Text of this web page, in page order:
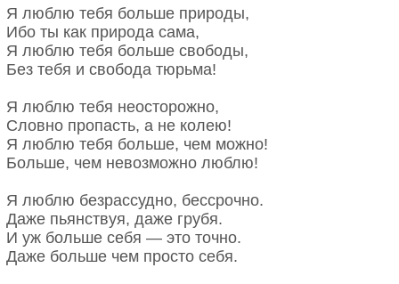
самых ранних чувственных опытов человека. По
этой версии, поцелуй — подсознательная память
тела о тепле и безопасности первых месяцев
жизни.
Вторая теория тоже связана с детьми. В древности
матери пережёвывали твёрдую пищу и
передавали её ребёнку изо рта в рот. Это делало
кормление безопасным для малышей без зубов.
обезьянами: самки шимпанзе, орангутанов и
горилл кормят детёнышей именно так.
это я открываю глаза.
Где и с кем, и когда это было,
только это не я сочинил:
ты меня никогда не любила,
Парк осенний стоит одиноко,
и к разлуке и к смерти готов.
Это что-то задолго до Блока,
это мог сочинить Огарёв.
когда люди сгорали дотла.
Что написано, по крайней мере
в первых строчках, припомни без зла.
Не гляди на меня виновато,
Я люблю тебя больше природы,
Ибо ты как природа сама,
Я люблю тебя больше свободы,
Без тебя и свобода тюрьма!
Я люблю тебя неосторожно,
Словно пропасть, а не колею!
Я люблю тебя больше, чем можно!
Больше, чем невозможно люблю!
Я люблю безрассудно, бессрочно.
Даже пьянствуя, даже грубя.
И уж больше себя — это точно.
Даже больше чем просто себя.